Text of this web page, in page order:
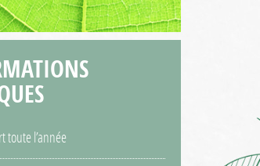
toute l’année